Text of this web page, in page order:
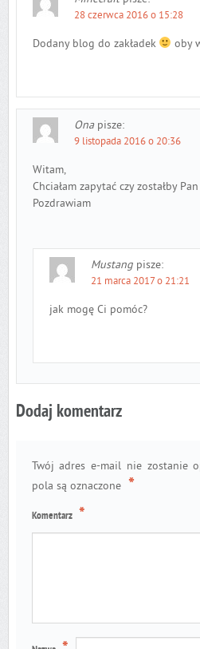
28 czerwca 2016 o 15:28
Dodany blog do zakładek oby
Ona pisze:
9 listopada 2016 o 20:36
Witam,
Chciałam zapytać czy zostałby
Pozdrawiam
Mustang pisze:
21 marca 2017 o 21:21
jak mogę Ci pomóc?
Dodaj komentarz
Twój adres e-mail nie zostanie
pola są oznaczone *
Komentarz *